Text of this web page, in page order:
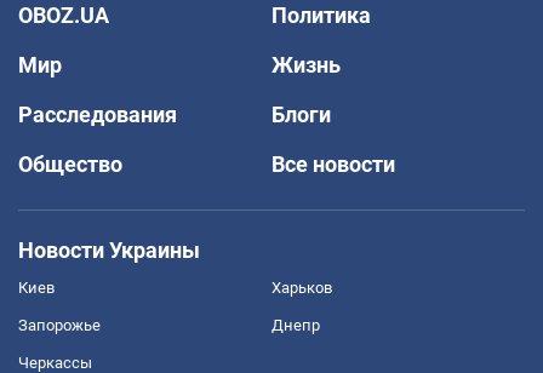
OBOZ.UA
Политика
Мир
Жизнь
Расследования
Блоги
Общество
Все новости
Новости Украины
Киев Харьков
Запорожье Днепр
Черкассы